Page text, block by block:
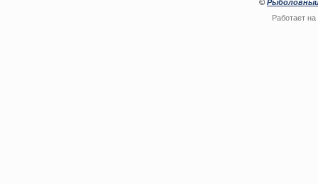
© Рыболовный
Работает